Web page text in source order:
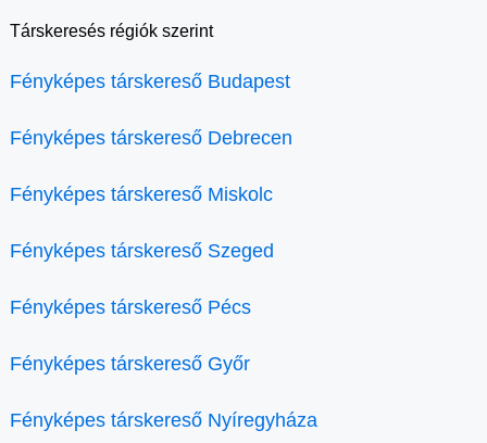
Társkeresés régiók szerint
Fényképes társkereső Budapest
Fényképes társkereső Debrecen
Fényképes társkereső Miskolc
Fényképes társkereső Szeged
Fényképes társkereső Pécs
Fényképes társkereső Győr
Fényképes társkereső Nyíregyháza